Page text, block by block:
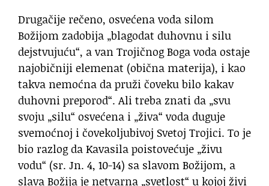
Drugačije rečeno, osvećena voda silom
Božijom zadobija „blagodat duhovnu i silu
dejstvujuću“, a van Trojičnog Boga voda ostaje
najobičniji elemenat (obična materija), i kao
takva nemoćna da pruži čoveku bilo kakav
duhovni preporod“. Ali treba znati da „svu
svoju „silu“ osvećena i „živa“ voda duguje
svemoćnoj i čovekoljubivoj Svetoj Trojici. To je
bio razlog da Kavasila poistovećuje „živu
vodu“ (sr. Jn. 4, 10-14) sa slavom Božijom, a
slava Božija je netvarna „svetlost“ u kojoj živi